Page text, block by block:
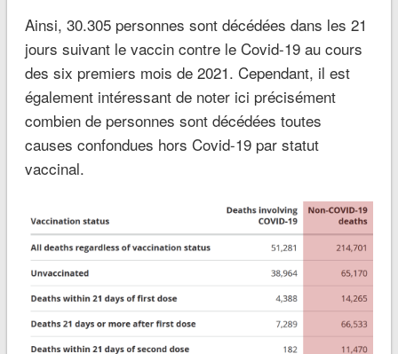
Ainsi, 30.305 personnes sont décédées dans les 21
jours suivant le vaccin contre le Covid-19 au cours
des six premiers mois de 2021. Cependant, il est
également intéressant de noter ici précisément
combien de personnes sont décédées toutes
causes confondues hors Covid-19 par statut
vaccinal.